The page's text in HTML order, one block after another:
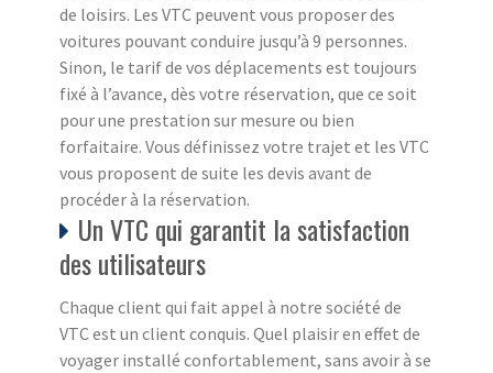
de loisirs. Les VTC peuvent vous proposer des
voitures pouvant conduire jusqu’à 9 personnes.
Sinon, le tarif de vos déplacements est toujours
fixé à l’avance, dès votre réservation, que ce soit
pour une prestation sur mesure ou bien
forfaitaire. Vous définissez votre trajet et les VTC
vous proposent de suite les devis avant de
procéder à la réservation.
Un VTC qui garantit la satisfaction
des utilisateurs
Chaque client qui fait appel à notre société de
VTC est un client conquis. Quel plaisir en effet de
voyager installé confortablement, sans avoir à se